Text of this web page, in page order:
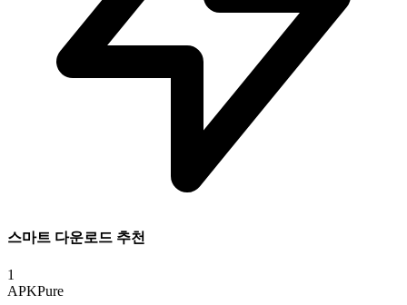
스마트 다운로드 추천
1
APKPure